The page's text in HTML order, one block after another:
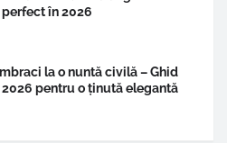
în 2026
la o nuntă civilă – Ghid
pentru o ținută elegantă